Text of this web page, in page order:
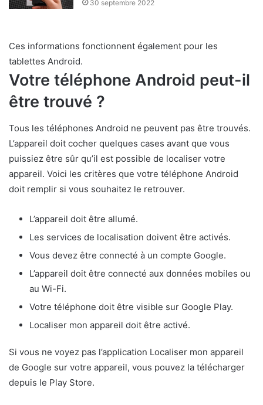
30 septembre 2022
Ces informations fonctionnent également pour les
tablettes Android.
Votre téléphone Android peut-il
être trouvé ?
Tous les téléphones Android ne peuvent pas être trouvés.
L’appareil doit cocher quelques cases avant que vous
puissiez être sûr qu’il est possible de localiser votre
appareil. Voici les critères que votre téléphone Android
doit remplir si vous souhaitez le retrouver.
L’appareil doit être allumé.
Les services de localisation doivent être activés.
Vous devez être connecté à un compte Google.
L’appareil doit être connecté aux données mobiles ou
au Wi-Fi.
Votre téléphone doit être visible sur Google Play.
Localiser mon appareil doit être activé.
Si vous ne voyez pas l’application Localiser mon appareil
de Google sur votre appareil, vous pouvez la télécharger
depuis le Play Store.